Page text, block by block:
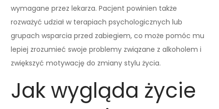
wymagane przez lekarza. Pacjent powinien także
rozważyć udział w terapiach psychologicznych lub
grupach wsparcia przed zabiegiem, co może pomóc mu
lepiej zrozumieć swoje problemy związane z alkoholem i
zwiększyć motywację do zmiany stylu życia.
Jak wygląda życie